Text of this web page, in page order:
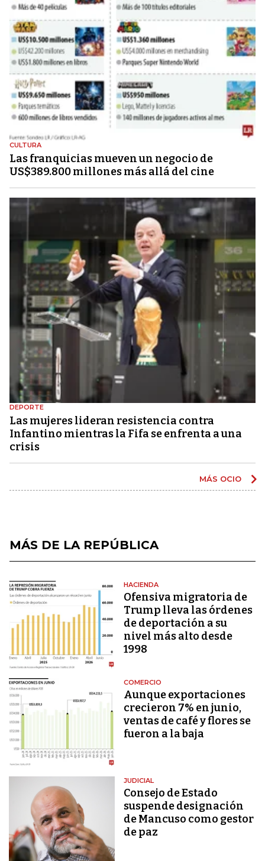
CULTURA
Las franquicias mueven un negocio de
US$389.800 millones más allá del cine
DEPORTE
Las mujeres lideran resistencia contra
Infantino mientras la Fifa se enfrenta a una
crisis
MÁS OCIO
MÁS DE LA REPÚBLICA
HACIENDA
Ofensiva migratoria de
Trump lleva las órdenes
de deportación a su
nivel más alto desde
1998
COMERCIO
Aunque exportaciones
crecieron 7% en junio,
ventas de café y flores se
fueron a la baja
JUDICIAL
Consejo de Estado
suspende designación
de Mancuso como gestor
de paz